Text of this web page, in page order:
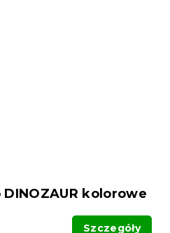
kolorowe
Szczegóły